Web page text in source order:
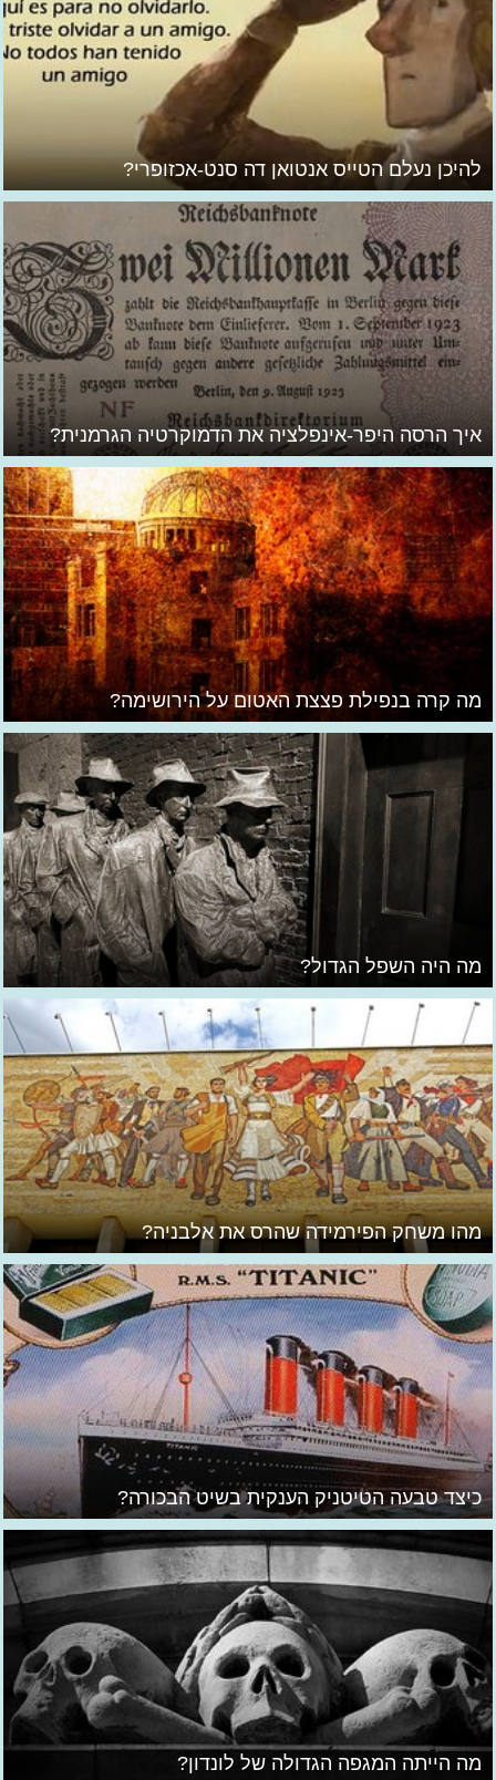
להיכן נעלם הטייס אנטואן דה סנט-אכזופרי?
איך הרסה היפר-אינפלציה את הדמוקרטיה הגרמנית?
מה קרה בנפילת פצצת האטום על הירושימה?
מה היה השפל הגדול?
מהו משחק הפירמידה שהרס את אלבניה?
כיצד טבעה הטיטניק הענקית בשיט הבכורה?
מה הייתה המגפה הגדולה של לונדון?